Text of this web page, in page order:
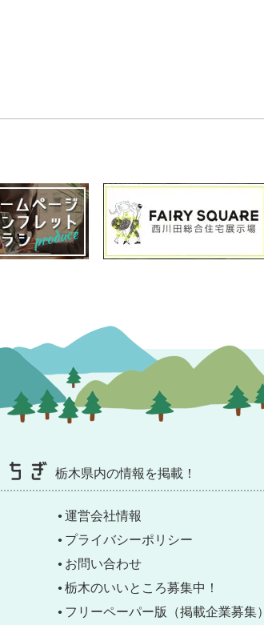
栃木県内の情報を掲載！
運営会社情報
プライバシーポリシー
お問い合わせ
栃木のいいところ募集中！
フリーペーパー版（掲載企業募集）